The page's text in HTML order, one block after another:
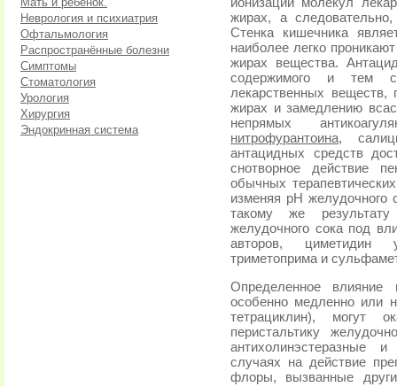
Неврология и психиатрия
Офтальмология
Распространённые болезни
Симптомы
Стоматология
Урология
Хирургия
Эндокринная система
жирах, а
Стенка кишечника
наиболее легко
жирах вещества.
содержимого и тем
лекарственных
жирах и замедлению
непрямых
нитрофурантоина,
антацидных средств
снотворное действие
обычных
изменяя рН желудочного
такому же
желудочного сока под
авторов, циметидин
триметоприма и
Определенное влияние
особенно медленно или
тетрациклин), могут
перистальтику
антихолинэстеразные
случаях на действие
флоры, вызванные